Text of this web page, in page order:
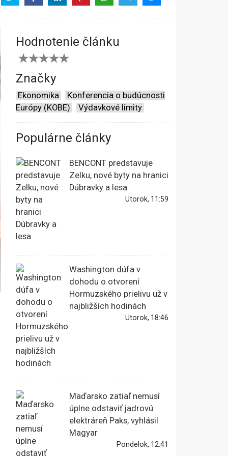
Hodnotenie článku
Značky
Ekonomika
Konferencia o budúcnosti
Európy (KOBE)
Výdavkové limity
Populárne články
BENCONT predstavuje
Zelku, nové byty na hranici
Dúbravky a lesa
Utorok, 11:59
Washington dúfa v
dohodu o otvorení
Hormuzského prielivu už v
najbližších hodinách
Utorok, 18:46
Maďarsko zatiaľ nemusí
úplne odstaviť jadrovú
elektráreň Paks, vyhlásil
Magyar
Pondelok, 12:41